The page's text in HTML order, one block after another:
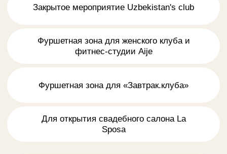
на следующий
и красивая
сервировка